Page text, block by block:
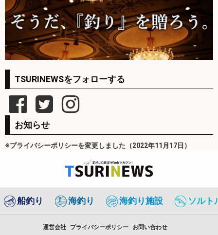
TSURINEWSをフォローする
お知らせ
※プライバシーポリシーを変更しました（2022年11月17日）
船釣り 海釣り 海釣り施設 ソルト
運営会社 プライバシーポリシー お問い合わせ